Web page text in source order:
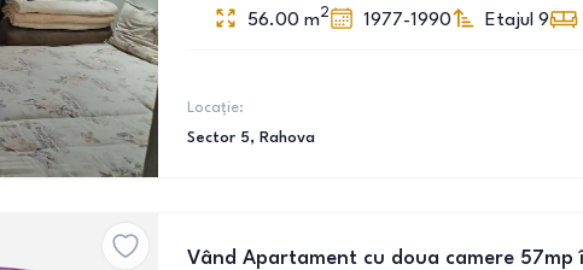
56.00 m2 1977-1990 Etajul 9
Locație:
Sector 5, Rahova
Vând Apartament cu doua camere 57mp